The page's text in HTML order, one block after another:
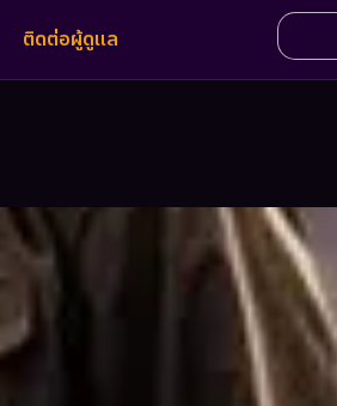
ติดต่อผู้ดูแล